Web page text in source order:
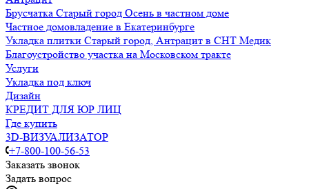
Брусчатка Старый город Осень в частном доме
Частное домовладение в Екатеринбурге
Укладка плитки Старый город, Антрацит в СНТ Медик
Благоустройство участка на Московском тракте
Услуги
Укладка под ключ
Дизайн
КРЕДИТ ДЛЯ ЮР ЛИЦ
Где купить
3D-ВИЗУАЛИЗАТОР
+7-800-100-56-53
Заказать звонок
Задать вопрос